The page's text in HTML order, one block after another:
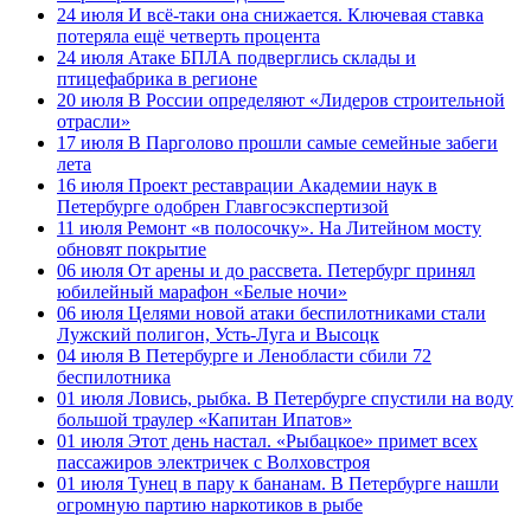
24 июля И всё-таки она снижается. Ключевая ставка
потеряла ещё четверть процента
24 июля Атаке БПЛА подверглись склады и
птицефабрика в регионе
20 июля В России определяют «Лидеров строительной
отрасли»
17 июля В Парголово прошли самые семейные забеги
лета
16 июля Проект реставрации Академии наук в
Петербурге одобрен Главгосэкспертизой
11 июля Ремонт «в полосочку». На Литейном мосту
обновят покрытие
06 июля От арены и до рассвета. Петербург принял
юбилейный марафон «Белые ночи»
06 июля Целями новой атаки беспилотниками стали
Лужский полигон, Усть-Луга и Высоцк
04 июля В Петербурге и Ленобласти сбили 72
беспилотника
01 июля Ловись, рыбка. В Петербурге спустили на воду
большой траулер «Капитан Ипатов»
01 июля Этот день настал. «Рыбацкое» примет всех
пассажиров электричек с Волховстроя
01 июля Тунец в пару к бананам. В Петербурге нашли
огромную партию наркотиков в рыбе